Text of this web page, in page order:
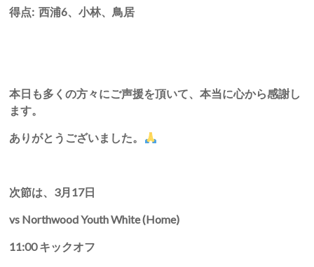
得点: 西浦6、小林、鳥居
本日も多くの方々にご声援を頂いて、本当に心から感謝し
ます。
ありがとうございました。
次節は、 3月 17日
vs Northwood Youth White (Home)
11:00キックオフ